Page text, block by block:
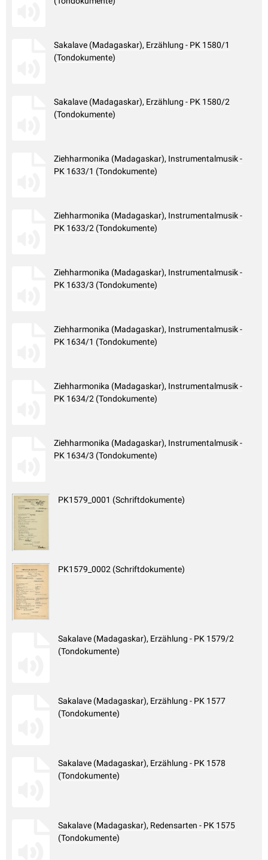
Sakalave (Madagaskar), Erzählung - PK 1580/1
(Tondokumente)
Sakalave (Madagaskar), Erzählung - PK 1580/2
(Tondokumente)
Ziehharmonika (Madagaskar), Instrumentalmusik -
PK 1633/1 (Tondokumente)
Ziehharmonika (Madagaskar), Instrumentalmusik -
PK 1633/2 (Tondokumente)
Ziehharmonika (Madagaskar), Instrumentalmusik -
PK 1633/3 (Tondokumente)
Ziehharmonika (Madagaskar), Instrumentalmusik -
PK 1634/1 (Tondokumente)
Ziehharmonika (Madagaskar), Instrumentalmusik -
PK 1634/2 (Tondokumente)
Ziehharmonika (Madagaskar), Instrumentalmusik -
PK 1634/3 (Tondokumente)
PK1579_0001 (Schriftdokumente)
PK1579_0002 (Schriftdokumente)
Sakalave (Madagaskar), Erzählung - PK 1579/2
(Tondokumente)
Sakalave (Madagaskar), Erzählung - PK 1577
(Tondokumente)
Sakalave (Madagaskar), Erzählung - PK 1578
(Tondokumente)
Sakalave (Madagaskar), Redensarten - PK 1575
(Tondokumente)